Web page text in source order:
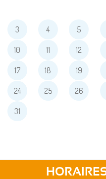
3 4 5
10 11 12
17 18 19
24 25 26
31